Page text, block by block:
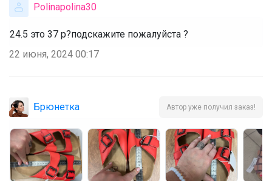
Polinapolina30
24.5 это 37 р?подскажите пожалуйста ?
22 июня, 2024 00:17
Брюнетка Автор уже получил заказ!